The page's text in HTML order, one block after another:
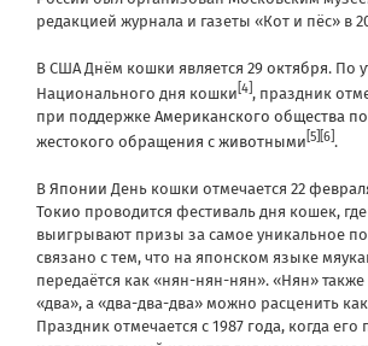
редакцией журнала и газеты «Кот и пёс» в
В США Днём кошки является 29 октября. По
Национального дня кошки [4] , праздник
при поддержке Американского общества
жестокого обращения с животными [5] [6] .
В Японии День кошки отмечается 22
Токио проводится фестиваль дня кошек,
выигрывают призы за самое уникальное
связано с тем, что на японском языке
передаётся как «нян-нян-нян». «Нян»
«два», а «два-два-два» можно расценить
Праздник отмечается с 1987 года, когда его